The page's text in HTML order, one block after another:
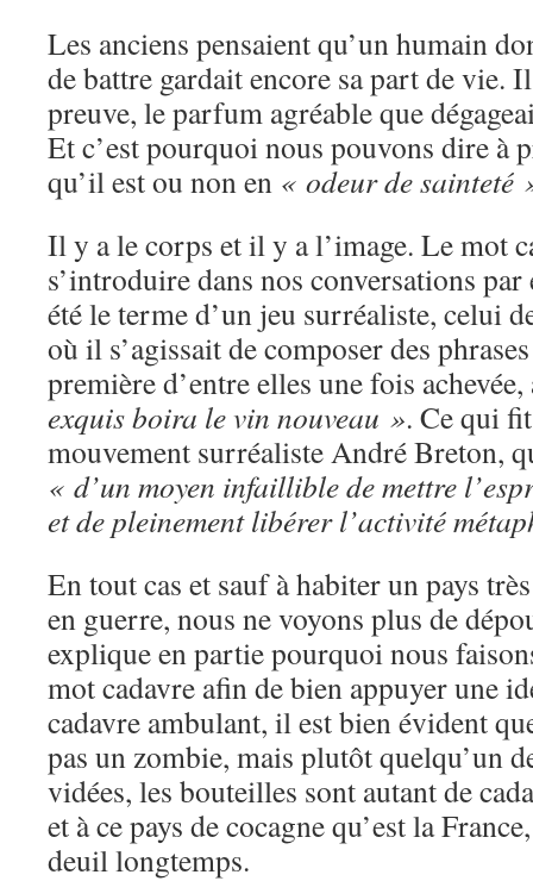
Les anciens pensaient qu’un humain
de battre gardait encore sa part de vie.
preuve, le parfum agréable que
Et c’est pourquoi nous pouvons dire à
qu’il est ou non en « odeur de sainteté
Il y a le corps et il y a l’image. Le mot
s’introduire dans nos conversations
été le terme d’un jeu surréaliste, celui
où il s’agissait de composer des
première d’entre elles une fois
exquis boira le vin nouveau ». Ce qui
mouvement surréaliste André Breton,
« d’un moyen infaillible de mettre
et de pleinement libérer l’activité
En tout cas et sauf à habiter un pays
en guerre, nous ne voyons plus de
explique en partie pourquoi nous
mot cadavre afin de bien appuyer une
cadavre ambulant, il est bien évident
pas un zombie, mais plutôt quelqu’un
vidées, les bouteilles sont autant de
et à ce pays de cocagne qu’est la
deuil longtemps.